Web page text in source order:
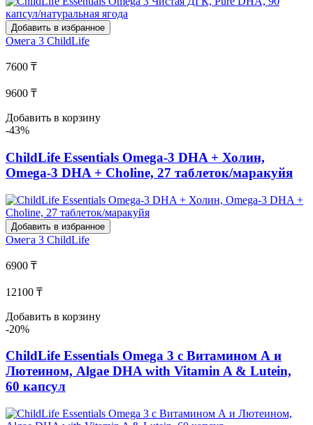
Добавить в избранное
Омега 3 ChildLife
7600 ₸
9600 ₸
Добавить в корзину
-43%
ChildLife Essentials Omega-3 DHA + Холин,
Omega-3 DHA + Choline, 27 таблеток/маракуйя
Добавить в избранное
Омега 3 ChildLife
6900 ₸
12100 ₸
Добавить в корзину
-20%
ChildLife Essentials Omega 3 с Витамином А и
Лютеином, Algae DHA with Vitamin A & Lutein,
60 капсул